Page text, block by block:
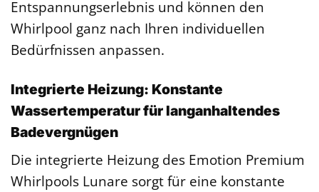
Entspannungserlebnis und können den
Whirlpool ganz nach Ihren individuellen
Bedürfnissen anpassen.
Integrierte Heizung: Konstante
Wassertemperatur für langanhaltendes
Badevergnügen
Die integrierte Heizung des Emotion Premium
Whirlpools Lunare sorgt für eine konstante